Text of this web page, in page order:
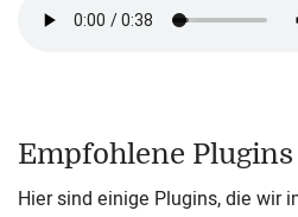
Empfohlene Plugins
Hier sind einige Plugins, die wir